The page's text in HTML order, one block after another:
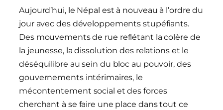
Aujourd’hui, le Népal est à nouveau à l’ordre du
jour avec des développements stupéfiants.
Des mouvements de rue reflétant la colère de
la jeunesse, la dissolution des relations et le
déséquilibre au sein du bloc au pouvoir, des
gouvernements intérimaires, le
mécontentement social et des forces
cherchant à se faire une place dans tout ce